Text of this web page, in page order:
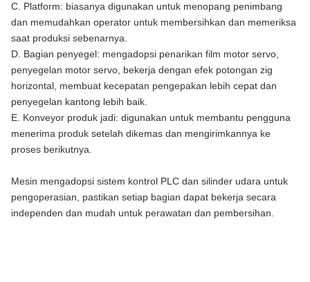
C. Platform: biasanya digunakan untuk menopang penimbang
dan memudahkan operator untuk membersihkan dan memeriksa
saat produksi sebenarnya.
D. Bagian penyegel: mengadopsi penarikan film motor servo,
penyegelan motor servo, bekerja dengan efek potongan zig
horizontal, membuat kecepatan pengepakan lebih cepat dan
penyegelan kantong lebih baik.
E. Konveyor produk jadi: digunakan untuk membantu pengguna
menerima produk setelah dikemas dan mengirimkannya ke
proses berikutnya.
Mesin mengadopsi sistem kontrol PLC dan silinder udara untuk
pengoperasian, pastikan setiap bagian dapat bekerja secara
independen dan mudah untuk perawatan dan pembersihan.